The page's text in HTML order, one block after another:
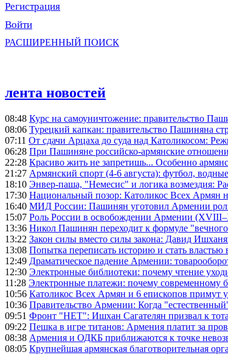
Регистрация
Войти
РАСШИРЕННЫЙ ПОИСК
лента новостей
08:48 Курс на самоуничтожение: правительство
08:06 Турецкий капкан: правительство Пашиняна
07:11 От сдачи Арцаха до суда над Католикосом:
06:28 При Пашиняне российско-армянские
22:28 Красиво жить не запретишь... Особенно
21:27 Армянский спорт (4-6 августа): футбол,
18:10 Энвер-паша, "Немесис" и логика возмездия:
17:30 Национальный позор: Католикос Всех Армян
16:40 МИД России: Пашинян уготовил Армении роль
15:07 Роль России в освобождении Армении
13:36 Никол Пашинян переходит к формуле
13:22 Закон силы вместо силы закона: Давид
13:08 Попытка переписать историю и стать властью
12:49 Драматическое падение Армении:
12:30 Электронные библиотеки: почему чтение
11:28 Электронные платежи: почему современному
10:56 Католикос Всех Армян и 6 епископов примут
10:36 Правительство Армении: Когда
09:51 Фронт "НЕТ": Ишхан Сагателян призвал к
09:22 Пешка в игре титанов: Армения платит за
08:38 Армения и ОДКБ приближаются к точке
08:05 Крупнейшая армянская благотворительная